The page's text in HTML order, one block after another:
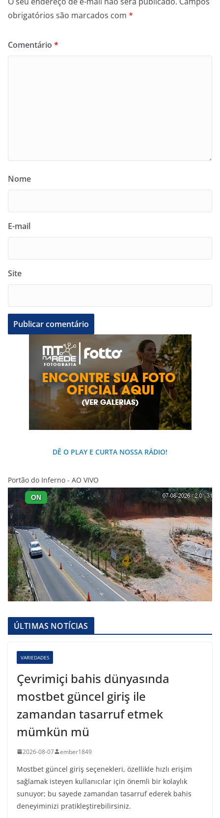
obrigatórios são marcados com *
Comentário *
Nome
E-mail
Site
DÊ O PLAY E CURTA NOSSA RÁDIO!
Portão do Inferno - AO VIVO
ÚLTIMAS NOTÍCIAS
VARIEDADES
Çevrimiçi bahis dünyasında
mostbet güncel giriş ile
zamandan tasarruf etmek
mümkün mü
2026-08-07 ember1849
Mostbet güncel giriş seçenekleri, özellikle hızlı erişim
sağlamak isteyen kullanıcılar için önemli bir kolaylık
sunuyor; bu sayede zamandan tasarruf ederek bahis
deneyiminizi pratikleştirebilirsiniz.